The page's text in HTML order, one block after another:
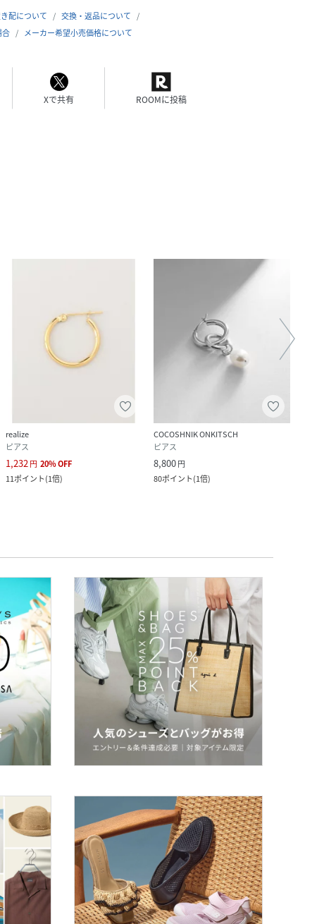
配について
交換・返品について
合
メーカー希望小売価格について
Xで共有 ROOMに投稿
realize
ピアス
1,232円 20%OFF
11ポイント(1倍)
COCOSHNIK ONKITSCH
ピアス
8,800円
80ポイント(1倍)